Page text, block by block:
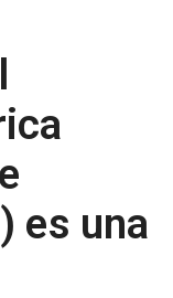
) es una